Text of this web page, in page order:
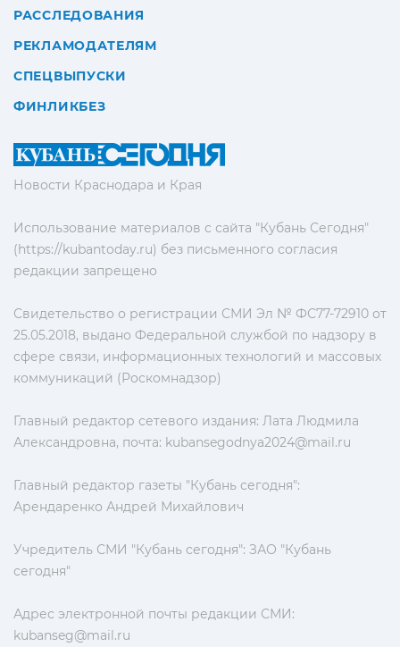
Новости Краснодара и Края
Использование материалов с сайта "Кубань Сегодня"
(https://kubantoday.ru) без письменного согласия
редакции запрещено
Свидетельство о регистрации СМИ Эл № ФС77-72910 от
25.05.2018, выдано Федеральной службой по надзору в
сфере связи, информационных технологий и массовых
коммуникаций (Роскомнадзор)
Главный редактор сетевого издания: Лата Людмила
Александровна, почта: kubansegodnya2024@mail.ru
Главный редактор газеты "Кубань сегодня":
Арендаренко Андрей Михайлович
Учредитель СМИ "Кубань сегодня": ЗАО "Кубань
сегодня"
Адрес электронной почты редакции СМИ:
kubanseg@mail.ru
РАССЛЕДОВАНИЯ
РЕКЛАМОДАТЕЛЯМ
СПЕЦВЫПУСКИ
ФИНЛИКБЕЗ